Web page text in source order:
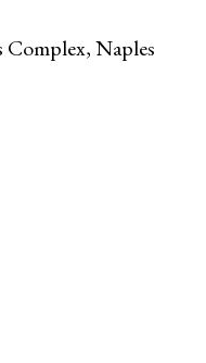
Complex, Naples